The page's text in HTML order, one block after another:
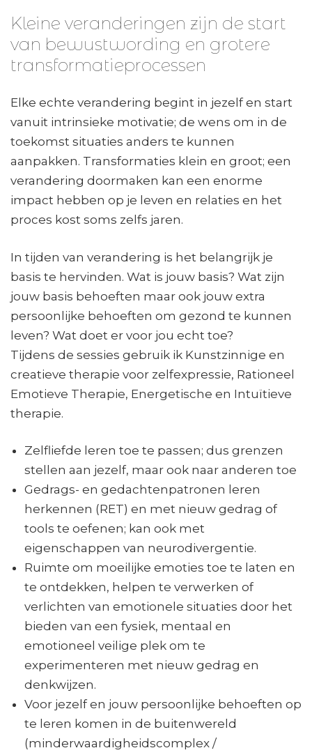
Kleine veranderingen zijn de start
van bewustwording en grotere
transformatieprocessen
Elke echte verandering begint in jezelf en start
vanuit intrinsieke motivatie; de wens om in de
toekomst situaties anders te kunnen
aanpakken. Transformaties klein en groot; een
verandering doormaken kan een enorme
impact hebben op je leven en relaties en het
proces kost soms zelfs jaren.
In tijden van verandering is het belangrijk je
basis te hervinden. Wat is jouw basis? Wat zijn
jouw basis behoeften maar ook jouw extra
persoonlijke behoeften om gezond te kunnen
leven? Wat doet er voor jou echt toe?
Tijdens de sessies gebruik ik Kunstzinnige en
creatieve therapie voor zelfexpressie, Rationeel
Emotieve Therapie, Energetische en Intuïtieve
therapie.
Zelfliefde leren toe te passen; dus grenzen
stellen aan jezelf, maar ook naar anderen toe
Gedrags- en gedachtenpatronen leren
herkennen (RET) en met nieuw gedrag of
tools te oefenen; kan ook met
eigenschappen van neurodivergentie.
Ruimte om moeilijke emoties toe te laten en
te ontdekken, helpen te verwerken of
verlichten van emotionele situaties door het
bieden van een fysiek, mentaal en
emotioneel veilige plek om te
experimenteren met nieuw gedrag en
denkwijzen.
Voor jezelf en jouw persoonlijke behoeften op
te leren komen in de buitenwereld
(minderwaardigheidscomplex /